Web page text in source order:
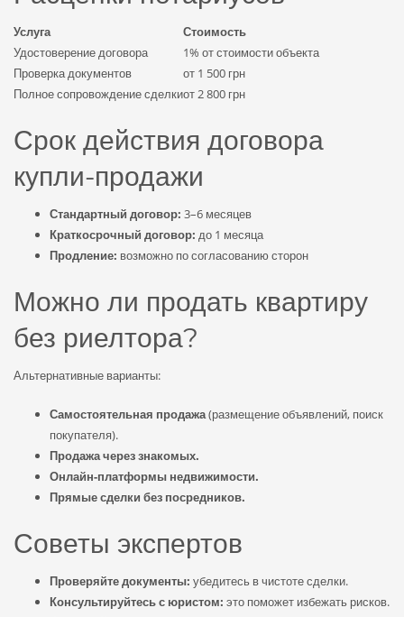
Услуга
Стоимость
Удостоверение договора
1% от стоимости объекта
Проверка документов
от 1 500 грн
Полное сопровождение сделкиот 2 800 грн
Срок действия договора
купли-продажи
Стандартный договор: 3–6 месяцев
Краткосрочный договор: до 1 месяца
Продление: возможно по согласованию сторон
Можно ли продать квартиру
без риелтора?
Альтернативные варианты:
Самостоятельная продажа(размещение объявлений, поиск
покупателя).
Продажа через знакомых.
Онлайн-платформы недвижимости.
Прямые сделки без посредников.
Советы экспертов
Проверяйте документы: убедитесь в чистоте сделки.
Консультируйтесь с юристом: это поможет избежать рисков.